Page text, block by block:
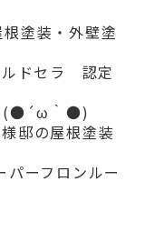
塗装・外壁塗
ルドセラ 認定
(●´ω｀●)
邸の屋根塗装
ーフロンルー